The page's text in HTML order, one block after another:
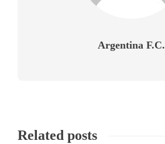
Argentina F.C.
Related posts